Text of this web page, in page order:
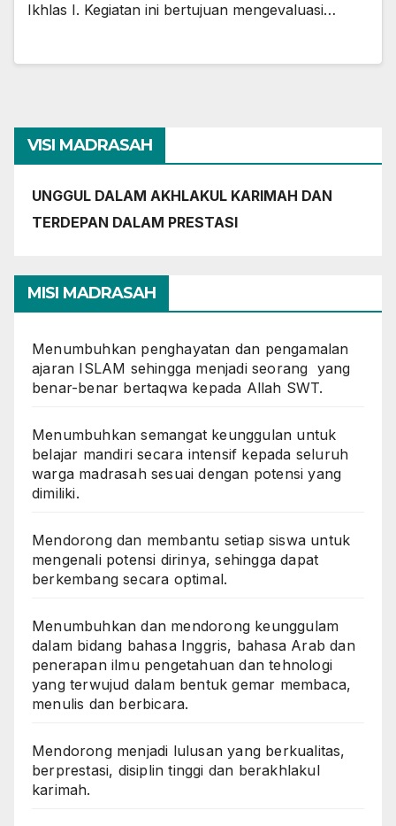
Ikhlas I. Kegiatan ini bertujuan mengevaluasi…
VISI MADRASAH
UNGGUL DALAM AKHLAKUL KARIMAH DAN
TERDEPAN DALAM PRESTASI
MISI MADRASAH
Menumbuhkan penghayatan dan pengamalan
ajaran ISLAM sehingga menjadi seorang yang
benar-benar bertaqwa kepada Allah SWT.
Menumbuhkan semangat keunggulan untuk
belajar mandiri secara intensif kepada seluruh
warga madrasah sesuai dengan potensi yang
dimiliki.
Mendorong dan membantu setiap siswa untuk
mengenali potensi dirinya, sehingga dapat
berkembang secara optimal.
Menumbuhkan dan mendorong keunggulam
dalam bidang bahasa Inggris, bahasa Arab dan
penerapan ilmu pengetahuan dan tehnologi
yang terwujud dalam bentuk gemar membaca,
menulis dan berbicara.
Mendorong menjadi lulusan yang berkualitas,
berprestasi, disiplin tinggi dan berakhlakul
karimah.